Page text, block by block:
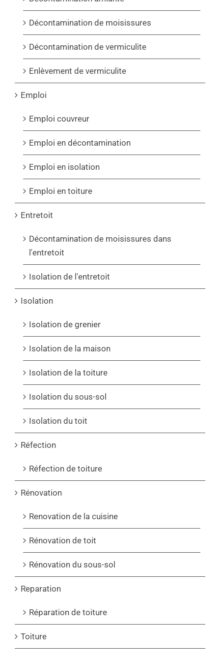
Décontamination de moisissures
Décontamination de vermiculite
Enlèvement de vermiculite
Emploi
Emploi couvreur
Emploi en décontamination
Emploi en isolation
Emploi en toiture
Entretoit
Décontamination de moisissures dans
l'entretoit
Isolation de l'entretoit
Isolation
Isolation de grenier
Isolation de la maison
Isolation de la toiture
Isolation du sous-sol
Isolation du toit
Réfection
Réfection de toiture
Rénovation
Renovation de la cuisine
Rénovation de toit
Rénovation du sous-sol
Reparation
Réparation de toiture
Toiture